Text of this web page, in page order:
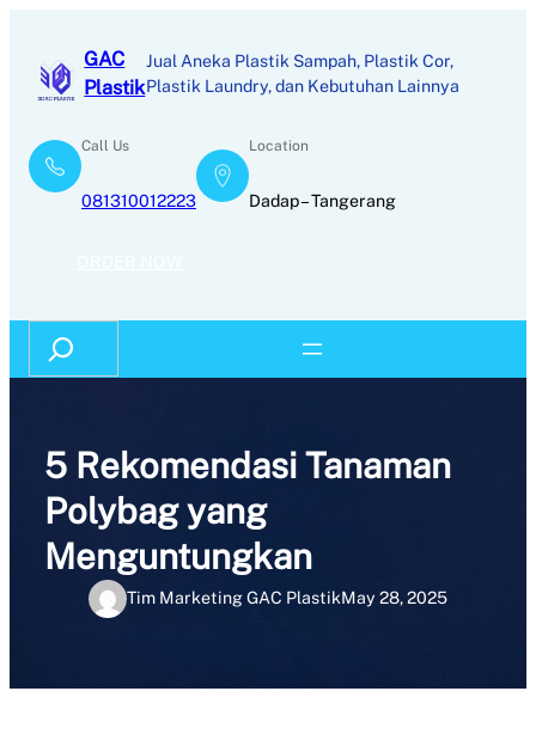
content
GAC
Plastik
Jual Aneka Plastik Sampah, Plastik Cor,
Plastik Laundry, dan Kebutuhan Lainnya
Call Us
081310012223
Location
Dadap – Tangerang
Search
5 Rekomendasi Tanaman
Polybag yang
Menguntungkan
Tim Marketing GAC PlastikMay 28, 2025